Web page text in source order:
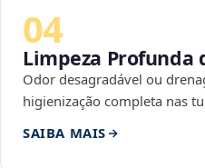
04
Limpeza Profunda
Odor desagradável ou
higienização completa nas
SAIBA MAIS